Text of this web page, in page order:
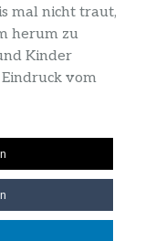
mal nicht traut,
herum zu
Kinder
vom